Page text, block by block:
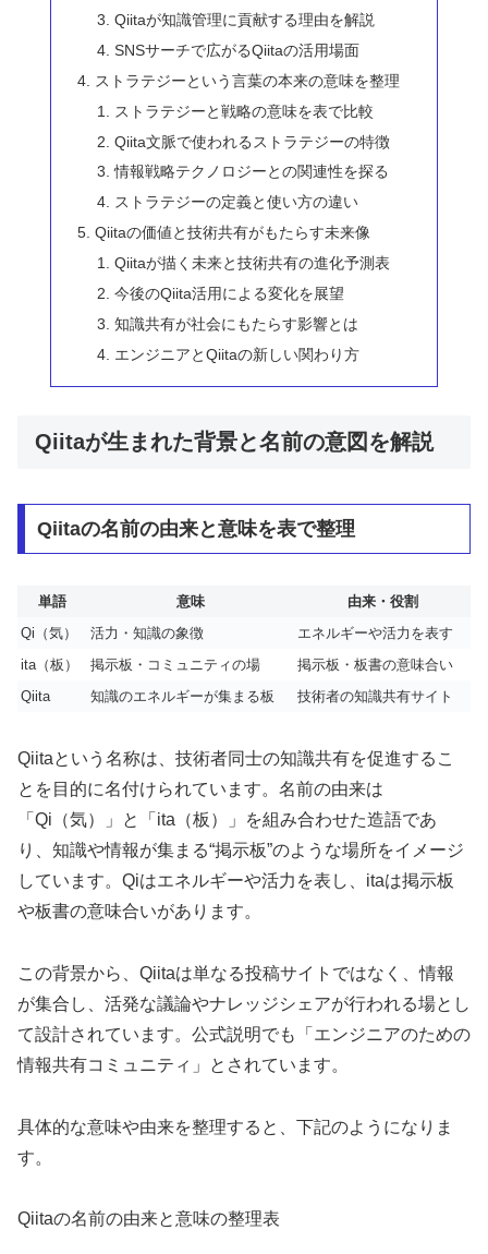
Qiitaが知識管理に貢献する理由を解説
SNSサーチで広がるQiitaの活用場面
ストラテジーという言葉の本来の意味を整理
ストラテジーと戦略の意味を表で比較
Qiita文脈で使われるストラテジーの特徴
情報戦略テクノロジーとの関連性を探る
ストラテジーの定義と使い方の違い
Qiitaの価値と技術共有がもたらす未来像
Qiitaが描く未来と技術共有の進化予測表
今後のQiita活用による変化を展望
知識共有が社会にもたらす影響とは
エンジニアとQiitaの新しい関わり方
Qiitaが生まれた背景と名前の意図を解説
Qiitaの名前の由来と意味を表で整理
単語 意味
由来・役割
Qi（気）
活力・知識の象徴
エネルギーや活力を表す
ita（板）
掲示板・コミュニティの場
掲示板・板書の意味合い
Qiita
知識のエネルギーが集まる板 技術者の知識共有サイト
Qiitaという名称は、技術者同士の知識共有を促進するこ
とを目的に名付けられています。名前の由来は
「Qi（気）」と「ita（板）」を組み合わせた造語であ
り、知識や情報が集まる“掲示板”のような場所をイメージ
しています。Qiはエネルギーや活力を表し、itaは掲示板
や板書の意味合いがあります。
この背景から、Qiitaは単なる投稿サイトではなく、情報
が集合し、活発な議論やナレッジシェアが行われる場とし
て設計されています。公式説明でも「エンジニアのための
情報共有コミュニティ」とされています。
具体的な意味や由来を整理すると、下記のようになりま
す。
Qiitaの名前の由来と意味の整理表